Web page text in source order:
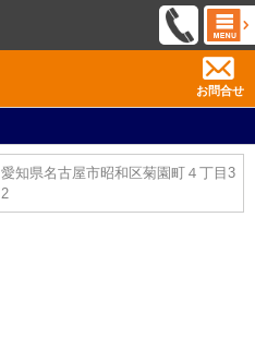
お問合せ
愛知県名古屋市昭和区菊園町４丁目3
2